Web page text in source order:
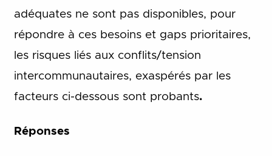
adéquates ne sont pas disponibles, pour
répondre à ces besoins et gaps prioritaires,
les risques liés aux conflits/tension
intercommunautaires, exaspérés par les
facteurs ci-dessous sont probants.
Réponses